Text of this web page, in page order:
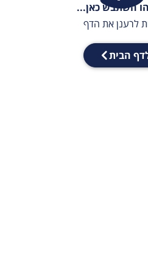
השתבש כאן...
לרענן את הדף
הבית